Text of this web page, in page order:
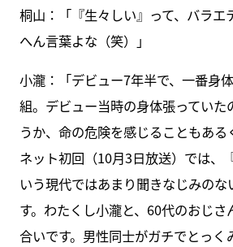
桐山：「『生々しい』って、バラエ
へん言葉よな（笑）」
小瀧：「デビュー7年半で、一番身
組。デビュー当時の身体張っていた
うか、命の危険を感じることもあ
ネット初回（10月3日放送）では、
いう現代ではあまり聞きなじみのな
す。わたくし小瀧と、60代のおじ
合いです。男性同士がガチでとっく